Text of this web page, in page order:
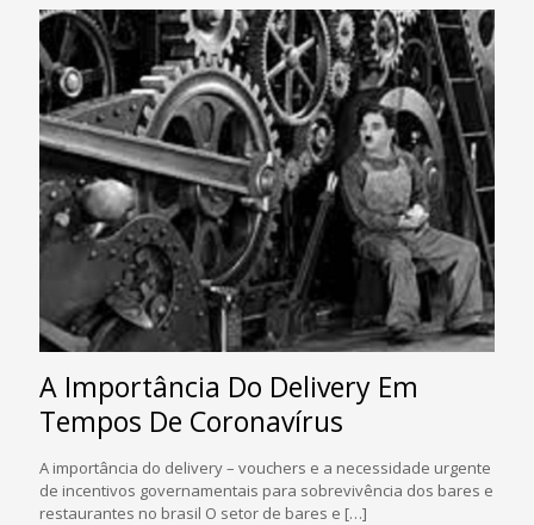
A Importância Do Delivery Em
Tempos De Coronavírus
A importância do delivery – vouchers e a necessidade urgente
de incentivos governamentais para sobrevivência dos bares e
restaurantes no brasil O setor de bares e […]